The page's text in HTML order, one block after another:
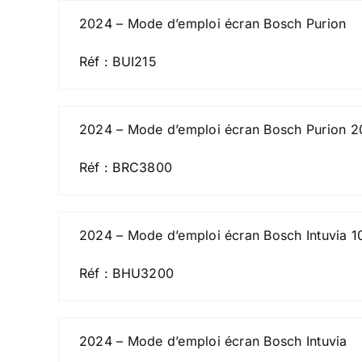
2024 – Mode d’emploi écran Bosch Purion
Réf : BUI215
2024 – Mode d’emploi écran Bosch Purion
Réf : BRC3800
2024 – Mode d’emploi écran Bosch Intuvia
Réf : BHU3200
2024 – Mode d’emploi écran Bosch Intuvia